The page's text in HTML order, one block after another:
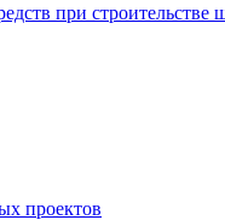
при строительстве
проектов